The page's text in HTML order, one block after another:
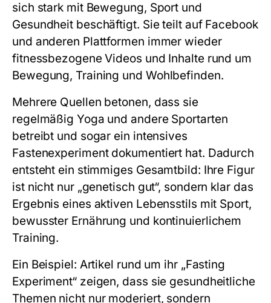
sich stark mit Bewegung, Sport und
Gesundheit beschäftigt. Sie teilt auf Facebook
und anderen Plattformen immer wieder
fitnessbezogene Videos und Inhalte rund um
Bewegung, Training und Wohlbefinden.
Mehrere Quellen betonen, dass sie
regelmäßig Yoga und andere Sportarten
betreibt und sogar ein intensives
Fastenexperiment dokumentiert hat. Dadurch
entsteht ein stimmiges Gesamtbild: Ihre Figur
ist nicht nur „genetisch gut“, sondern klar das
Ergebnis eines aktiven Lebensstils mit Sport,
bewusster Ernährung und kontinuierlichem
Training.
Ein Beispiel: Artikel rund um ihr „Fasting
Experiment“ zeigen, dass sie gesundheitliche
Themen nicht nur moderiert, sondern